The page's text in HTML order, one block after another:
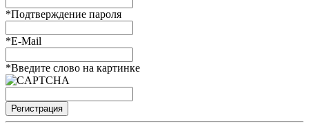
*Подтверждение пароля
*E-Mail
*Введите слово на картинке